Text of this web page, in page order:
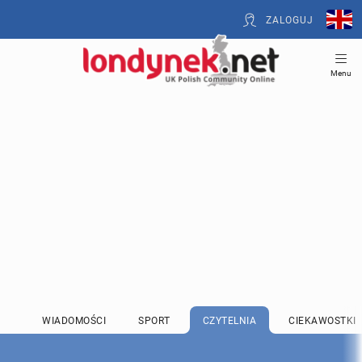
ZALOGUJ
Menu
WIADOMOŚCI SPORT CZYTELNIA CIEKAWOSTKI